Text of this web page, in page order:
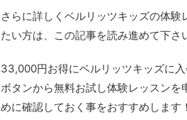
さらに詳しくベルリッツキッズの体
たい方は、この記事を読み進めて下さ
33,000円お得にベルリッツキッズに
ボタンから無料お試し体験レッスン
めに確認しておく事をおすすめします！